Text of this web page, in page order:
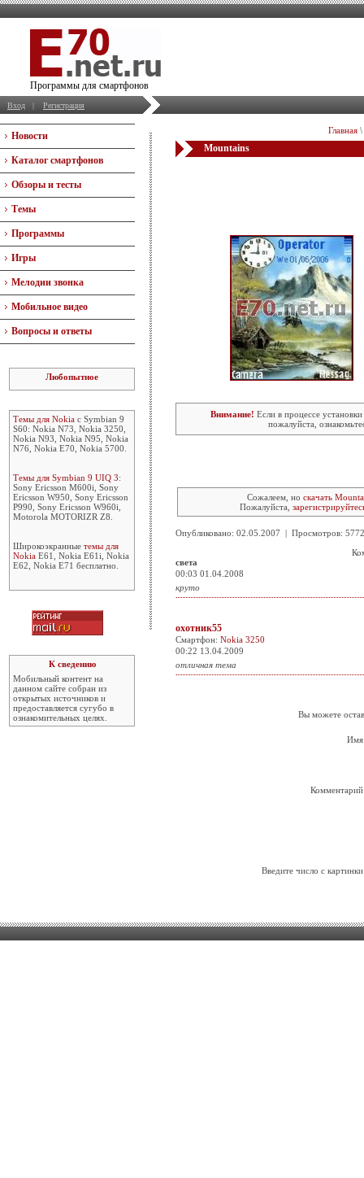
Программы для смартфонов
Вход | Регистрация
Новости
Каталог смартфонов
Обзоры и тесты
Темы
Программы
Игры
Мелодии звонка
Мобильное видео
Вопросы и ответы
Любопытное
Темы для Nokia с Symbian 9
S60: Nokia N73, Nokia 3250,
Nokia N93, Nokia N95, Nokia
N76, Nokia E70, Nokia 5700.
Темы для Symbian 9 UIQ 3:
Sony Ericsson M600i, Sony
Ericsson W950, Sony Ericsson
P990, Sony Ericsson W960i,
Motorola MOTORIZR Z8.
Широкоэкранные темы для
Nokia E61, Nokia E61i, Nokia
E62, Nokia E71 бесплатно.
К сведению
Мобильный контент на
данном сайте собран из
открытых источников и
предоставляется сугубо в
ознакомительных целях.
Главная \
Mountains
Внимание! Если в процессе
пожалуйста,
Сожалеем, но скачать
Пожалуйста,
Опубликовано: 02.05.2007 | Просмотров:
света
00:03 01.04.2008
круто
охотник55
Смартфон: Nokia 3250
00:22 13.04.2009
отличная тема
Вы можете
Введите число с